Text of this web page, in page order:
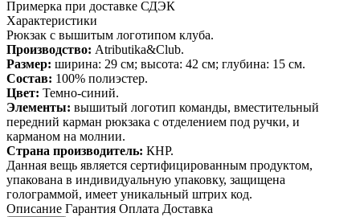
Примерка при доставке СДЭК
Характеристики
Рюкзак с вышитым логотипом клуба.
Производство: Atributika&Club.
Размер: ширина: 29 см; высота: 42 см; глубина: 15 см.
Состав: 100% полиэстер.
Цвет: Темно-синий.
Элементы: вышитый логотип команды, вместительный
передний карман рюкзака с отделением под ручки, и
карманом на молнии.
Страна производитель: КНР.
Данная вещь является сертифицированным продуктом,
упакована в индивидуальную упаковку, защищена
голограммой, имеет уникальный штрих код.
Описание Гарантия Оплата Доставка